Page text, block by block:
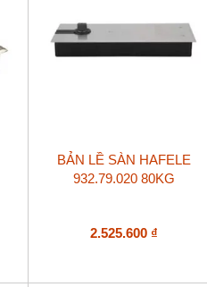
BẢN LỀ SÀN HAFELE
932.79.020 80KG
2.525.600 ₫